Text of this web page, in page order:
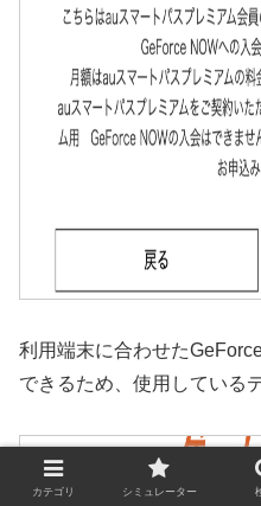
利用端末に合わせた
できるため、使用している
カテゴリ シミュレーター